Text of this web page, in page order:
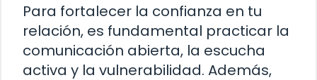
Para fortalecer la confianza en tu
relación, es fundamental practicar la
comunicación abierta, la escucha
activa y la vulnerabilidad. Además,